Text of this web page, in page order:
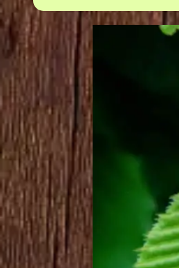
91210
aux arbres fruitiers dans votre
faisons des interventions pour
toute taille de fruitier pour une
nous utilisons des outils et des
de tout projet, notre équipe de
nous faire parvenir votre